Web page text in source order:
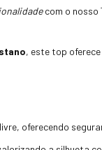
com o nosso
, este top
oferecendo